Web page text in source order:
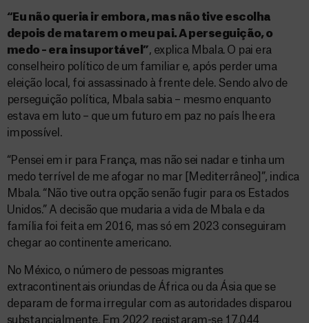
“Eu não queria ir embora, mas não tive escolha
depois de matarem o meu pai. A perseguição, o
medo – era insuportável”, explica Mbala. O pai era
conselheiro político de um familiar e, após perder uma
eleição local, foi assassinado à frente dele. Sendo alvo de
perseguição política, Mbala sabia – mesmo enquanto
estava em luto – que um futuro em paz no país lhe era
impossível.
“Pensei em ir para França, mas não sei nadar e tinha um
medo terrível de me afogar no mar [Mediterrâneo]”, indica
Mbala. “Não tive outra opção senão fugir para os Estados
Unidos.” A decisão que mudaria a vida de Mbala e da
família foi feita em 2016, mas só em 2023 conseguiram
chegar ao continente americano.
No México, o número de pessoas migrantes
extracontinentais oriundas de África ou da Ásia que se
deparam de forma irregular com as autoridades disparou
substancialmente. Em 2022 registaram-se 17.044